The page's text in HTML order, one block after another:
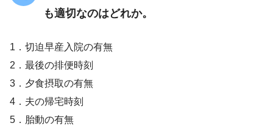
も適切なのはどれか。
1．切迫早産入院の有無
2．最後の排便時刻
3．夕食摂取の有無
4．夫の帰宅時刻
5．胎動の有無